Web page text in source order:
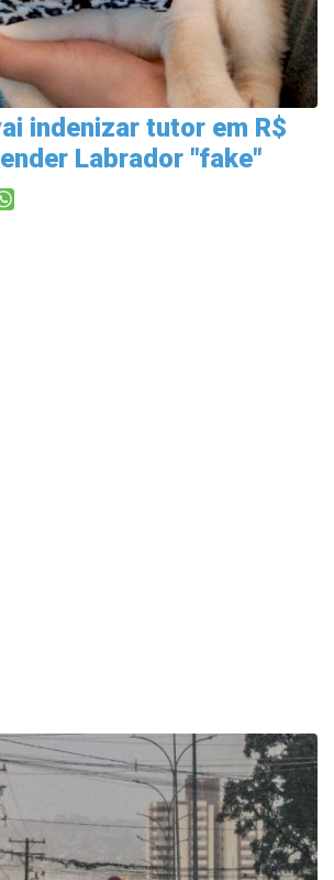
indenizar tutor em R$
Labrador "fake"